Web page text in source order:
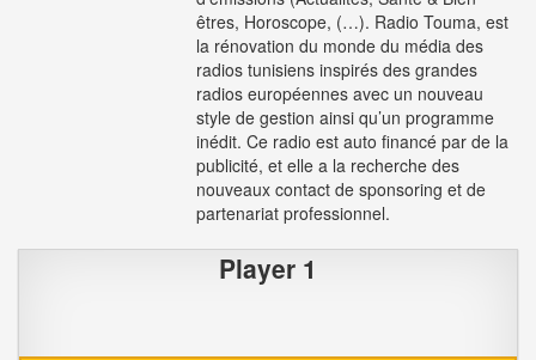
êtres, Horoscope, (…). Radio Touma, est
la rénovation du monde du média des
radios tunisiens inspirés des grandes
radios européennes avec un nouveau
style de gestion ainsi qu’un programme
inédit. Ce radio est auto financé par de la
publicité, et elle a la recherche des
nouveaux contact de sponsoring et de
partenariat professionnel.
Player 1